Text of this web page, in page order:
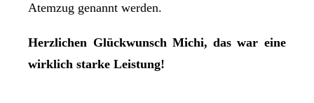
Atemzug genannt werden.
Herzlichen Glückwunsch Michi, das war eine
wirklich starke Leistung!